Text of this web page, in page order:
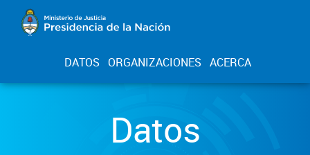
DATOS ORGANIZACIONES ACERCA
Datos